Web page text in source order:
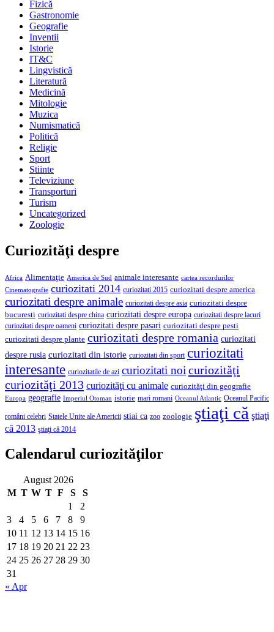
Fizică
Gastronomie
Geografie
Inventii
Istorie
IT&C
Lingvistică
Literatură
Medicină
Mitologie
Muzica
Numismatică
Politică
Religie
Sport
Stiinte
Televiziune
Transporturi
Turism
Uncategorized
Zoologie
Curiozităţi despre
Africa Alimentaţie America de Sud animale interesante cartea recordurilor
Cinematografie curiozitati 2014 curiozitati 2015 curiozitati despre america
curiozitati despre animale curiozitati despre asia curiozitati despre
bucuresti curiozitati despre china curiozitati despre europa curiozitati despre lacuri
curiozitati despre oameni curiozitati despre pasari curiozitati despre pesti
curiozitati despre plante curiozitati despre romania curiozitati
despre rusia curiozitati din istorie curiozitati din sport curiozitati
interesante curiozitatile de azi curiozitati noi curiozităţi
curiozităţi 2013 curiozităţi cu animale curiozităţi din geografie
Europa geografie Imperiul Otoman istorie mari romani Oceanul Atlantic Oceanul Pacific
români celebri Statele Unite ale Americii stiai ca zoo zoologie ştiaţi că ştiaţi
că 2013 ştiaţi că 2014
Calendarul curiozităţilor
August 2026
M T W T F S
S
1
2
3
4 5 6 7 8
9
10 11 12 13 14 15 16
17 18 19 20 21 22 23
24 25 26 27 28 29 30
31
« Apr